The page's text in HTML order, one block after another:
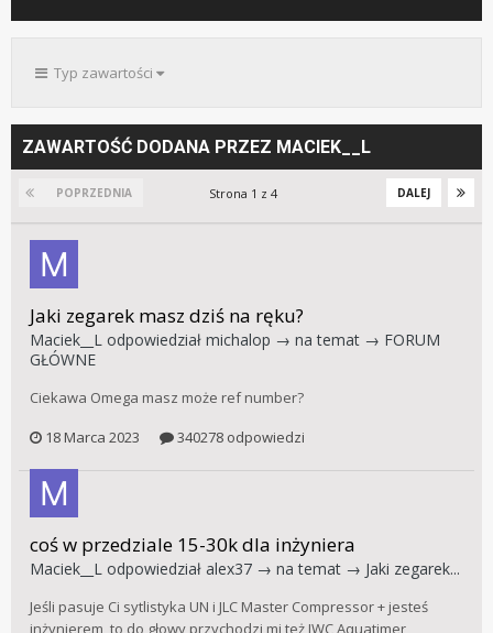
Typ zawartości
ZAWARTOŚĆ DODANA PRZEZ MACIEK__L
POPRZEDNIA DALEJ
Strona 1 z 4
Jaki zegarek masz dziś na ręku?
Maciek__L odpowiedział michalop → na temat → FORUM
GŁÓWNE
Ciekawa Omega masz może ref number?
18 Marca 2023
340278 odpowiedzi
coś w przedziale 15-30k dla inżyniera
Maciek__L odpowiedział alex37 → na temat → Jaki zegarek...
Jeśli pasuje Ci sytlistyka UN i JLC Master Compressor + jesteś
inżynierem, to do głowy przychodzi mi też IWC Aquatimer